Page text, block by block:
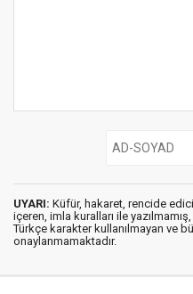
UYARI: Küfür, hakaret, rencide
içeren, imla kuralları ile yazılmamış,
Türkçe karakter kullanılmayan ve
onaylanmamaktadır.